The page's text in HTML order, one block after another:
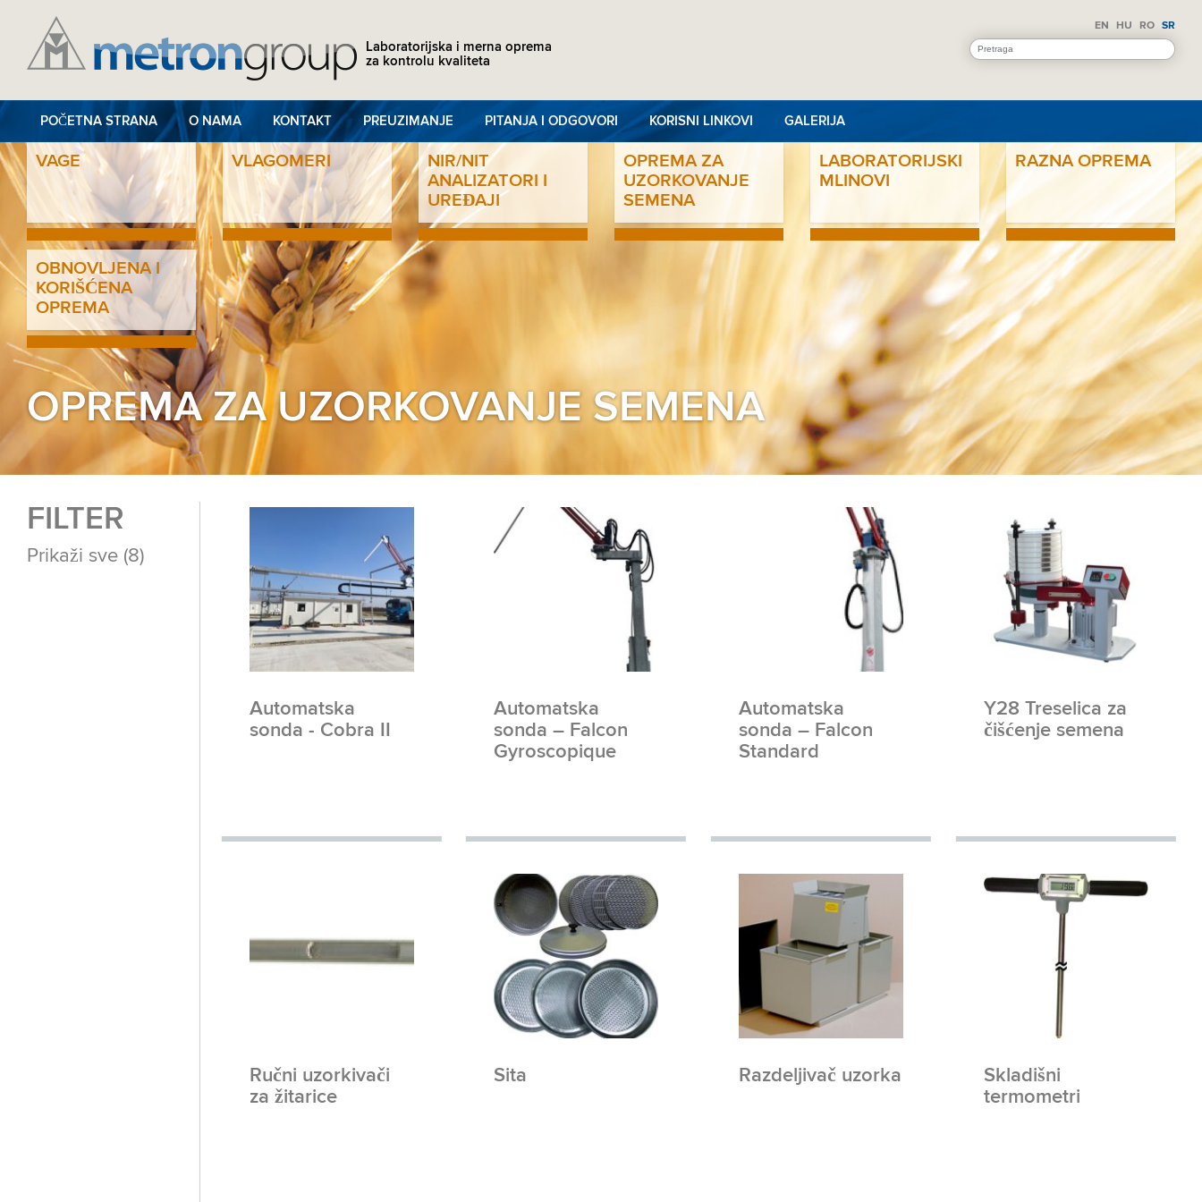
Laboratorijska i merna oprema
za kontrolu kvaliteta
EN HU RO SR
POČETNA STRANA O NAMA KONTAKT PREUZIMANJE PITANJA I ODGOVORI KORISNI LINKOVI GALERIJA
VAGE VLAGOMERI
NIR/NIT
ANALIZATORI I
UREĐAJI
OPREMA ZA
UZORKOVANJE
SEMENA
LABORATORIJSKI
MLINOVI
RAZNA OPREMA
OBNOVLJENA I
KORIŠĆENA
OPREMA
OPREMA ZA UZORKOVANJE SEMENA
Automatska
sonda - Cobra II
Automatska
sonda – Falcon
Gyroscopique
Automatska
sonda – Falcon
Standard
Y28 Treselica za
čišćenje semena
Ručni uzorkivači
za žitarice
Sita Razdeljivač uzorka
Skladišni
termometri
FILTER
Prikaži sve (8)